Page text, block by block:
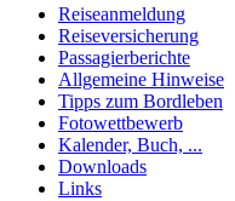
Reiseanmeldung
Reiseversicherung
Passagierberichte
Allgemeine Hinweise
Tipps zum Bordleben
Fotowettbewerb
Kalender, Buch, ...
Downloads
Links